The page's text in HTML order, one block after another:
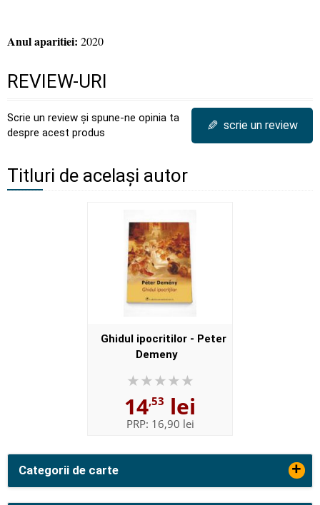
Categorii de carte +
Anul aparitiei: 2020
REVIEW-URI
Scrie un review și spune-ne opinia ta
despre acest produs
✎ scrie un review
Titluri de același autor
Ghidul ipocritilor - Peter
Demeny
14,53 lei
PRP: 16,90 lei